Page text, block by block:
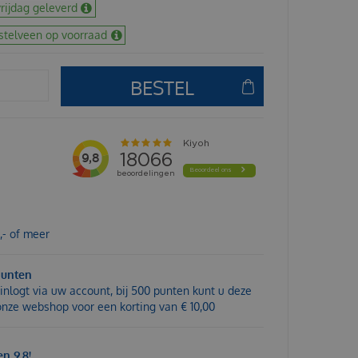
geleverd
op voorraad
of meer
via uw account, bij 500 punten kunt u deze
webshop voor een korting van € 10,00
9,8!